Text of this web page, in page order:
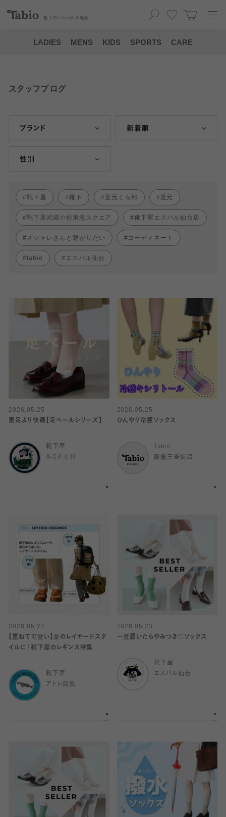
靴下の Tabio 公式通販
LADIES MENS KIDS SPORTS CARE
スタッフブログ
ブランド 新着順
性別
靴下屋 靴下 足元くら部 足元
靴下屋武蔵小杉東急スクエア 靴下屋エスパル仙台店
オシャレさんと繋がりたい コーディネート
tabio エスパル仙台
2026.05.25
素足より快適【足ベールシリーズ】
靴下屋
ルミネ立川
2026.05.25
ひんやり冷感ソックス
Tabio
阪急三番街店
2026.05.24
【重ねて可愛い】夏のレイヤードスタ
イルに！靴下屋のレギンス特集
靴下屋
アトレ目黒
2026.05.23
一度履いたらやみつき♡ソックス
靴下屋
エスパル仙台